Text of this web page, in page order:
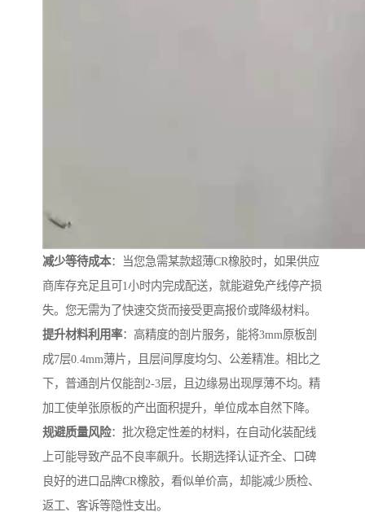
减少等待成本：当您急需某款超薄CR橡胶时，如果供应
商库存充足且可1小时内完成配送，就能避免产线停产损
失。您无需为了快速交货而接受更高报价或降级材料。
提升材料利用率：高精度的剖片服务，能将3mm原板剖
成7层0.4mm薄片，且层间厚度均匀、公差精准。相比之
下，普通剖片仅能剖2-3层，且边缘易出现厚薄不均。精
加工使单张原板的产出面积提升，单位成本自然下降。
规避质量风险：批次稳定性差的材料，在自动化装配线
上可能导致产品不良率飙升。长期选择认证齐全、口碑
良好的进口品牌CR橡胶，看似单价高，却能减少质检、
返工、客诉等隐性支出。